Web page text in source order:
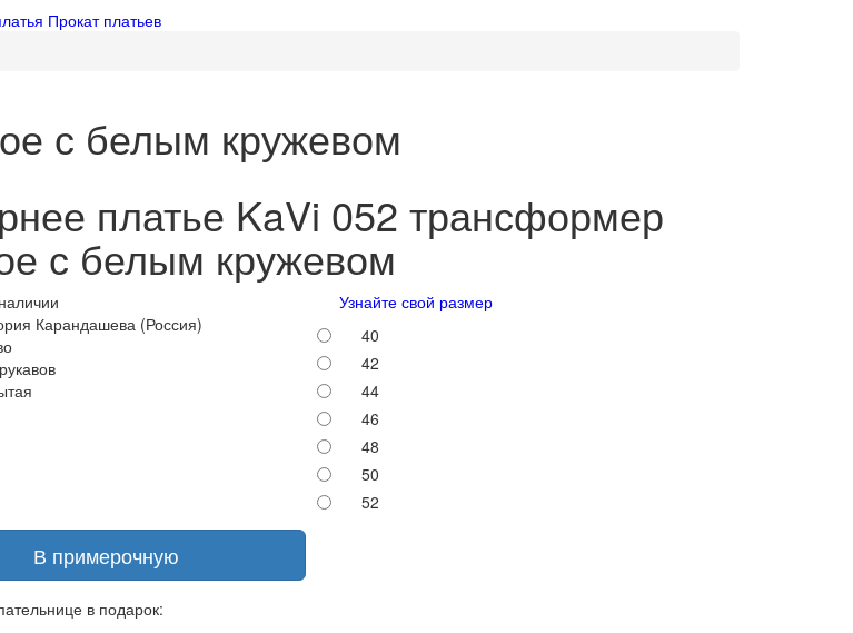
Прокат платьев
с белым кружевом
платье KaVi 052 трансформер
с белым кружевом
Карандашева (Россия)
Узнайте свой размер
40
42
44
46
48
50
52
В примерочную
в подарок: